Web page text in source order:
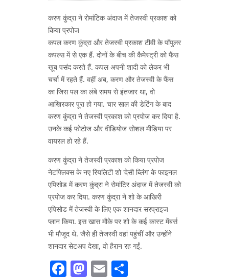
करण कुंद्रा ने रोमांटिक अंदाज में तेजस्वी प्रकाश को
किया प्रपोज
कपल करण कुंद्रा और तेजस्वी प्रकाश टीवी के पॉपुलर
कपल्स में से एक हैं. दोनों के बीच की कैमेस्ट्री को फैंस
खूब पसंद करते हैं. कपल अपनी शादी को लेकर भी
चर्चा में रहते हैं. वहीं अब, करण और तेजस्वी के फैंस
का जिस पल का लंबे समय से इंतजार था, वो
आखिरकार पूरा हो गया. चार साल की डेटिंग के बाद
करण कुंद्रा ने तेजस्वी प्रकाश को प्रपोज कर दिया है.
उनके कई फोटोज और वीडियोज सोशल मीडिया पर
वायरल हो रहे हैं.
करण कुंद्रा ने तेजस्वी प्रकाश को किया प्रपोज
नेटफ्लिक्स के नए रियलिटी शो ‘देसी ब्लिंग’ के फाइनल
एपिसोड में करण कुंद्रा ने रोमांटिर अंदाज में तेजस्वी को
प्रपोज कर दिया. करण कुंद्रा ने शो के आखिरी
एपिसोड में तेजस्वी के लिए एक शानदार सरप्राइज
प्लान किया. इस खास मौके पर शो के कई कास्ट मेंबर्स
भी मौजूद थे. जैसे ही तेजस्वी वहां पहुंचीं और उन्होंने
शानदार सेटअप देखा, वो हैरान रह गईं.
Facebook
Mastodon
Email